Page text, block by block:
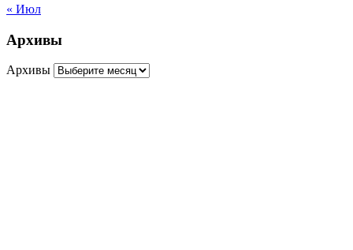
« Июл
Архивы
Архивы